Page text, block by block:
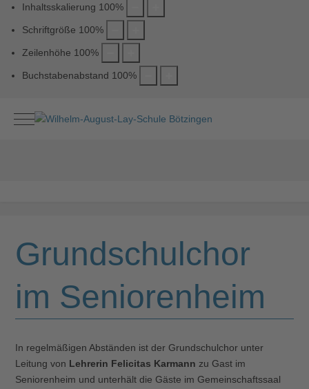
Inhaltsskalierung 100%
Schriftgröße 100%
Zeilenhöhe 100%
Buchstabenabstand 100%
Mobile Menu Toggle
Grundschulchor
im Seniorenheim
In regelmäßigen Abständen ist der Grundschulchor unter
Leitung von Lehrerin Felicitas Karmann zu Gast im
Seniorenheim und unterhält die Gäste im Gemeinschaftssaal